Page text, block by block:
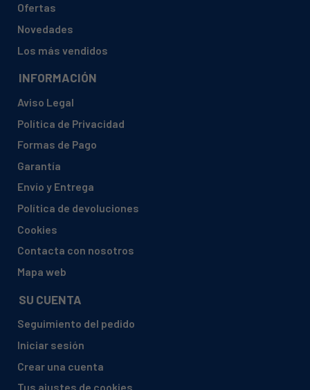
Ofertas
Novedades
Los más vendidos
INFORMACIÓN
Aviso Legal
Política de Privacidad
Formas de Pago
Garantía
Envío y Entrega
Política de devoluciones
Cookies
Contacta con nosotros
Mapa web
SU CUENTA
Seguimiento del pedido
Iniciar sesión
Crear una cuenta
Tus ajustes de cookies